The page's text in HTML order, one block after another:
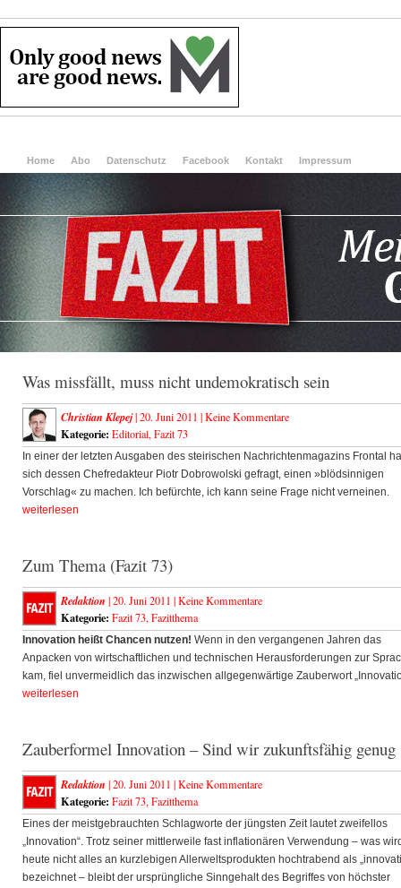
Home Abo Datenschutz Facebook Kontakt Impressum
Was missfällt, muss nicht undemokratisch sein
Christian Klepej| 20. Juni 2011 |Keine Kommentare
Kategorie: Editorial, Fazit 73
In einer der letzten Ausgaben des steirischen Nachrichtenmagazins Frontal
sich dessen Chefredakteur Piotr Dobrowolski gefragt, einen »blödsinnigen
Vorschlag« zu machen. Ich befürchte, ich kann seine Frage nicht verneinen.
weiterlesen
Zum Thema (Fazit 73)
Redaktion | 20. Juni 2011 |Keine Kommentare
Kategorie: Fazit 73, Fazitthema
Innovation heißt Chancen nutzen! Wenn in den vergangenen Jahren das
Anpacken von wirtschaftlichen und technischen Herausforderungen zur
kam, fiel unvermeidlich das inzwischen allgegenwärtige Zauberwort
weiterlesen
Zauberformel Innovation – Sind wir zukunftsfähig genug
Redaktion | 20. Juni 2011 |Keine Kommentare
Kategorie: Fazit 73, Fazitthema
Eines der meistgebrauchten Schlagworte der jüngsten Zeit lautet zweifellos
„Innovation“. Trotz seiner mittlerweile fast inflationären Verwendung – was
heute nicht alles an kurzlebigen Allerweltsprodukten hochtrabend als
bezeichnet – bleibt der ursprüngliche Sinngehalt des Begriffes von höchster